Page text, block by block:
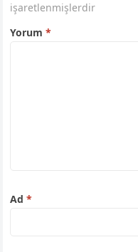
işaretlenmişlerdir
Yorum*
Ad*